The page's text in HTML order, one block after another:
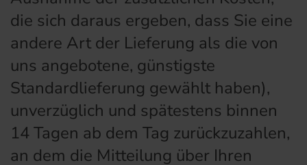
die sich daraus ergeben, dass Sie eine
andere Art der Lieferung als die von
uns angebotene, günstigste
Standardlieferung gewählt haben),
unverzüglich und spätestens binnen
14 Tagen ab dem Tag zurückzuzahlen,
an dem die Mitteilung über Ihren